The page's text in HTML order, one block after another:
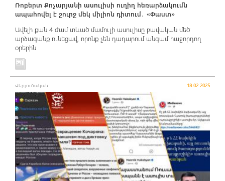
Ռոբերտ Քոչարյանի ասուլիսի ուղիղ հեռարձակումն
ապահովել է շուրջ մեկ միլիոն դիտում․ «Փաստ»
Ավելի քան 4 ժամ տևած մամուլի ասուլիսը բավական մեծ
արձագանք ունեցավ, որոնք չեն դադարում անգամ հաջորդող
օրերին
Վերլուծական 18 02 2025